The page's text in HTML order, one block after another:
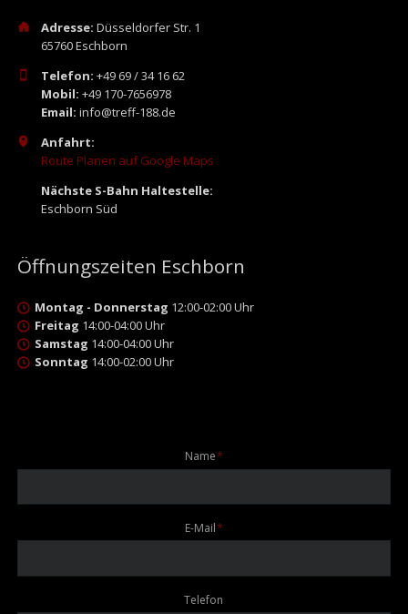
Adresse: Düsseldorfer Str. 1
65760 Eschborn
Telefon: +49 69 / 34 16 62
Mobil: +49 170-7656978
Email: info@treff-188.de
Anfahrt:
Route Planen auf Google Maps
Nächste S-Bahn Haltestelle:
Eschborn Süd
Öffnungszeiten Eschborn
Montag - Donnerstag 12:00-02:00 Uhr
Freitag 14:00-04:00 Uhr
Samstag 14:00-04:00 Uhr
Sonntag 14:00-02:00 Uhr
Pflichtfeld
Name*
Pflichtfeld
E-Mail*
Telefon